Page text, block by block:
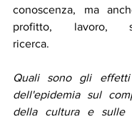
conoscenza, ma
profitto, lavoro,
ricerca.
Quali sono gli
dell'epidemia sul
della cultura e sulle